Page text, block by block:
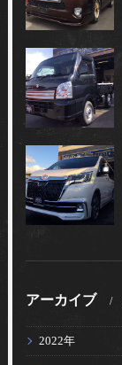
アーカイブ
2022年